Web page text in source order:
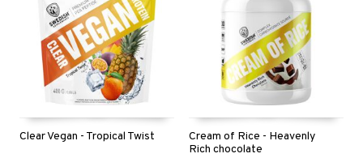
Clear Vegan - Tropical Twist
Cream of Rice - Heavenly
Rich chocolate